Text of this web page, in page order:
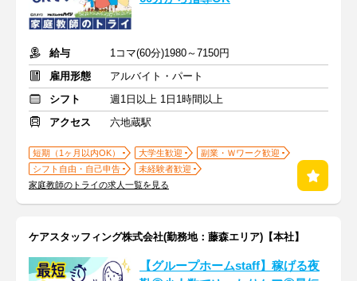
給与
1コマ(60分)1980～7150円
雇用形態
アルバイト・パート
シフト
週1日以上 1日1時間以上
アクセス
六地蔵駅
短期（1ヶ月以内OK） 大学生歓迎
副業・Ｗワーク歓迎
シフト自由・自己申告
未経験者歓迎
家庭教師のトライの求人一覧を見る
ケアスタッフィング株式会社(勤務地：藤森エリア)【本社】
【グループホームstaff】稼げる夜